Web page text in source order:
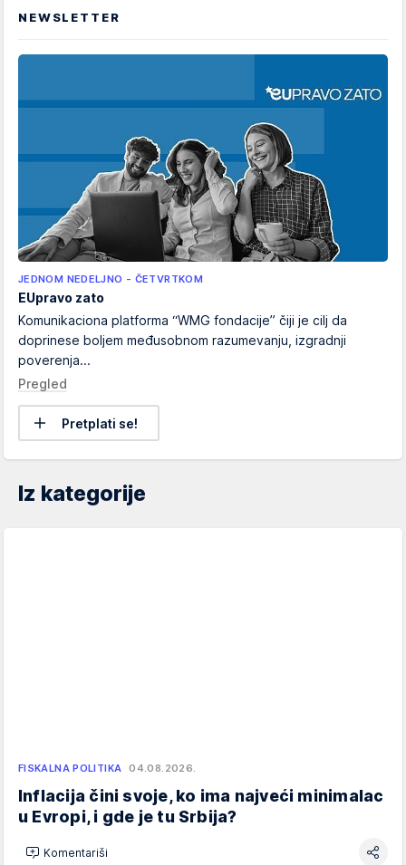
NEWSLETTER
JEDNOM NEDELJNO - ČETVRTKOM
EUpravo zato
Komunikaciona platforma “WMG fondacije” čiji je cilj da
doprinese boljem međusobnom razumevanju, izgradnji
poverenja...
Pregled
Pretplati se!
Iz kategorije
FISKALNA POLITIKA 04.08.2026.
Inflacija čini svoje, ko ima najveći minimalac
u Evropi, i gde je tu Srbija?
Komentariši